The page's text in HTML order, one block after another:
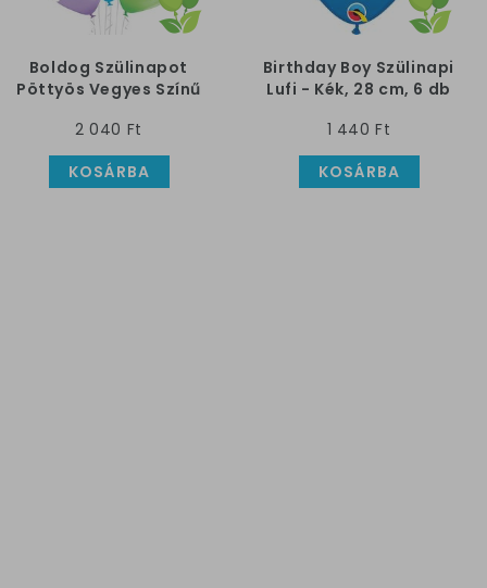
Boldog Szülinapot
Pöttyös Vegyes Színű
2 040 Ft
KOSÁRBA
Birthday Boy Szülinapi
Lufi - Kék, 28 cm, 6 db
1 440 Ft
KOSÁRBA